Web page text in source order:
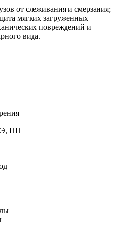
от слеживания и смерзания;
мягких загруженных
повреждений и
вида.
ПП